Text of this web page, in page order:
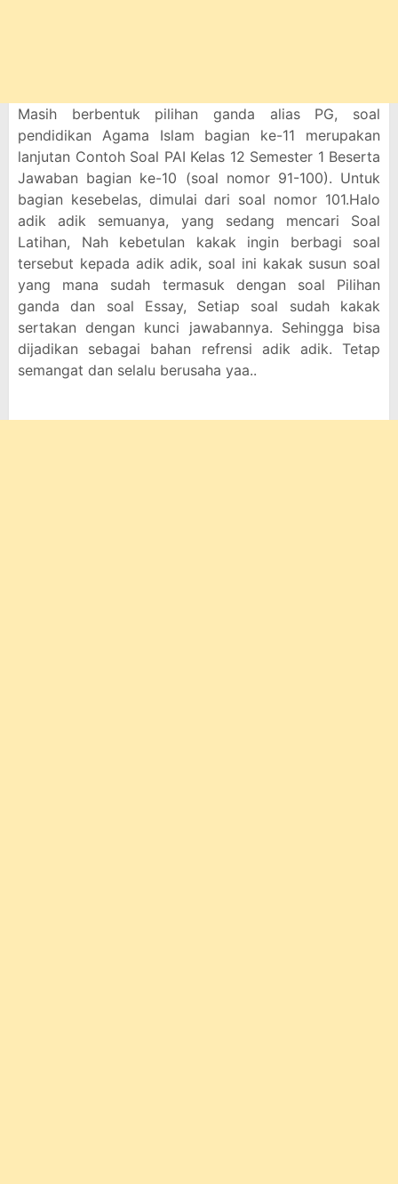
Masih berbentuk pilihan ganda alias PG, soal
pendidikan Agama Islam bagian ke-11 merupakan
lanjutan Contoh Soal PAI Kelas 12 Semester 1 Beserta
Jawaban bagian ke-10 (soal nomor 91-100). Untuk
bagian kesebelas, dimulai dari soal nomor 101.Halo
adik adik semuanya, yang sedang mencari Soal
Latihan, Nah kebetulan kakak ingin berbagi soal
tersebut kepada adik adik, soal ini kakak susun soal
yang mana sudah termasuk dengan soal Pilihan
ganda dan soal Essay, Setiap soal sudah kakak
sertakan dengan kunci jawabannya. Sehingga bisa
dijadikan sebagai bahan refrensi adik adik. Tetap
semangat dan selalu berusaha yaa..